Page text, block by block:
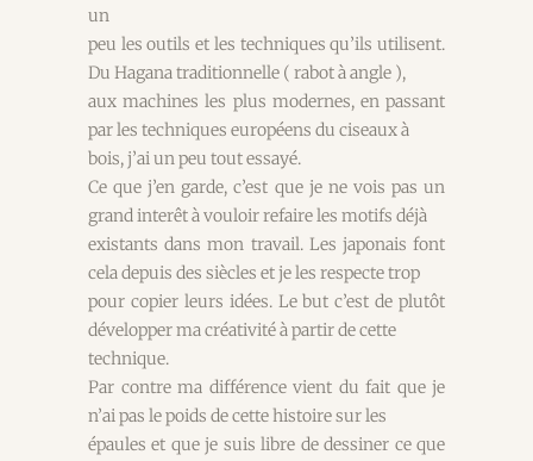
un
peu les outils et les techniques qu’ils utilisent.
Du Hagana traditionnelle ( rabot à angle ),
aux machines les plus modernes, en passant
par les techniques européens du ciseaux à
bois, j’ai un peu tout essayé.
Ce que j’en garde, c’est que je ne vois pas un
grand interêt à vouloir refaire les motifs déjà
existants dans mon travail. Les japonais font
cela depuis des siècles et je les respecte trop
pour copier leurs idées. Le but c’est de plutôt
développer ma créativité à partir de cette
technique.
Par contre ma différence vient du fait que je
n’ai pas le poids de cette histoire sur les
épaules et que je suis libre de dessiner ce que